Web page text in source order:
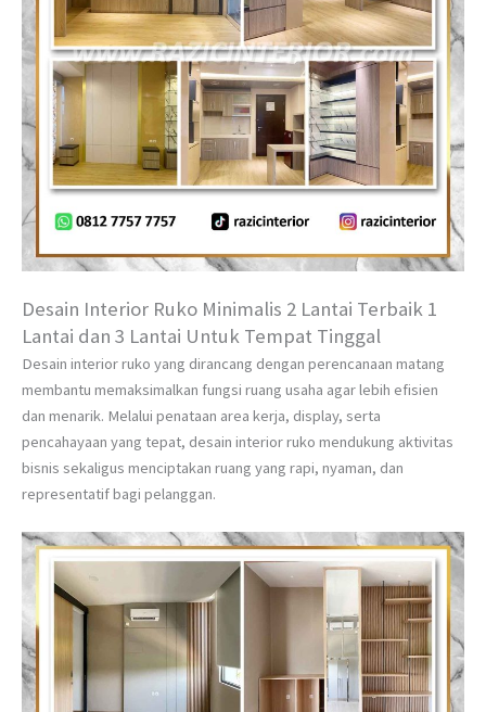
Desain Interior Ruko Minimalis 2 Lantai Terbaik 1
Lantai dan 3 Lantai Untuk Tempat Tinggal
Desain interior ruko yang dirancang dengan perencanaan matang
membantu memaksimalkan fungsi ruang usaha agar lebih efisien
dan menarik. Melalui penataan area kerja, display, serta
pencahayaan yang tepat, desain interior ruko mendukung aktivitas
bisnis sekaligus menciptakan ruang yang rapi, nyaman, dan
representatif bagi pelanggan.